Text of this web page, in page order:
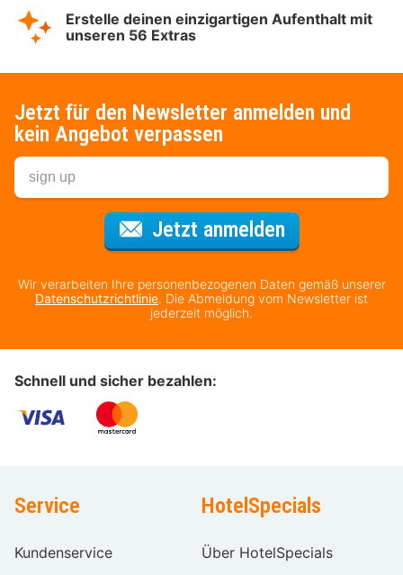
Erstelle deinen einzigartigen Aufenthalt mit
unseren 56 Extras
Jetzt für den Newsletter anmelden und
kein Angebot verpassen
Jetzt anmeldenFür den
Wir verarbeiten Ihre personenbezogenen Daten gemäß unserer
Datenschutzrichtlinie. Die Abmeldung vom Newsletter ist
jederzeit möglich.
Schnell und sicher bezahlen:
Service
Kundenservice
HotelSpecials
Über HotelSpecials